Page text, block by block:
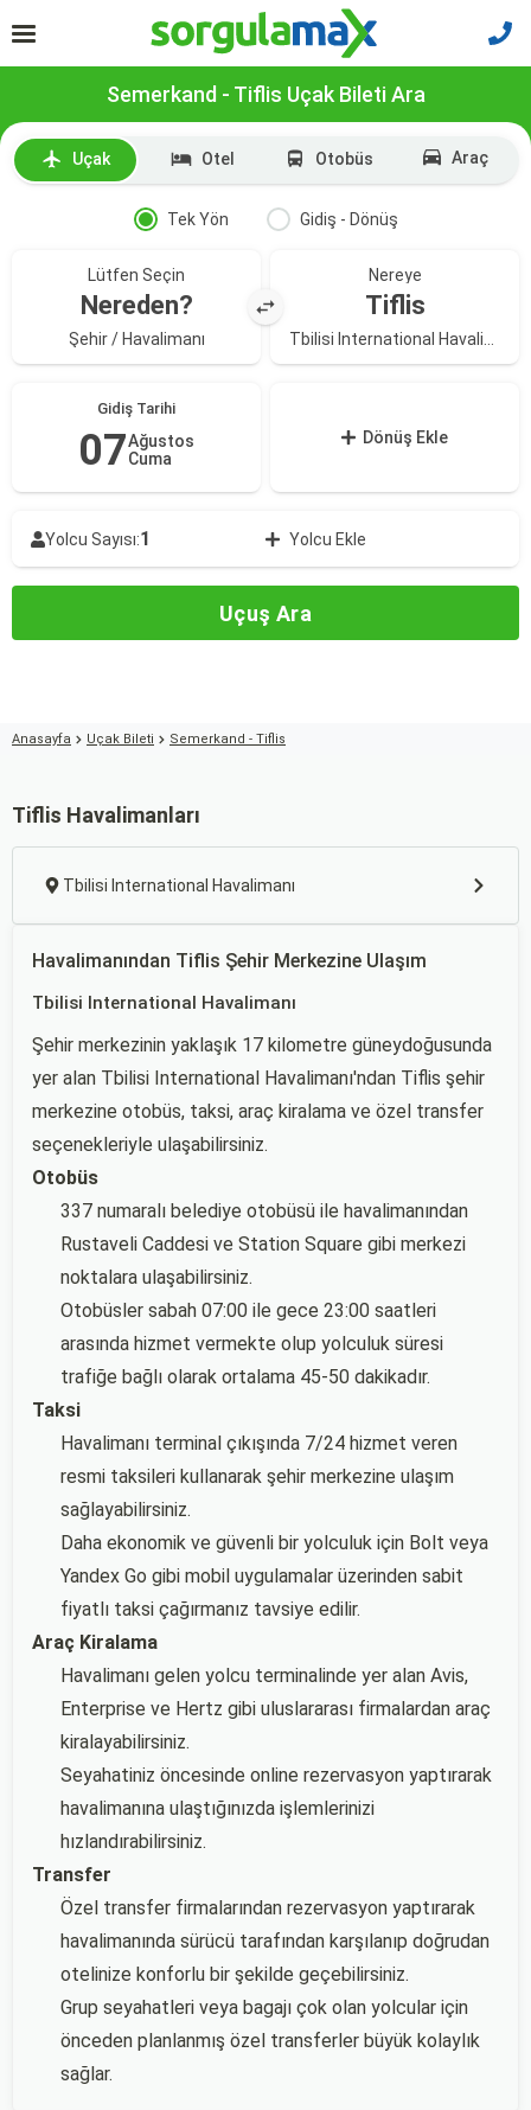
Semerkand - Tiflis Uçak Bileti Ara
Uçak Otel Otobüs Araç
Tek Yön Gidiş - Dönüş
Lütfen Seçin
Nereden?
Şehir / Havalimanı
Nereye
Tiflis
Gidiş Tarihi
07Ağustos
Cuma
Dönüş Ekle
Yolcu Sayısı:1 Yolcu Ekle
Uçuş Ara
Anasayfa Uçak Bileti Semerkand - Tiflis
Tiflis Havalimanları
Tbilisi International Havalimanı
Havalimanından Tiflis Şehir Merkezine Ulaşım
Tbilisi International Havalimanı
Şehir merkezinin yaklaşık 17 kilometre güneydoğusunda
yer alan Tbilisi International Havalimanı'ndan Tiflis şehir
merkezine otobüs, taksi, araç kiralama ve özel transfer
seçenekleriyle ulaşabilirsiniz.
Otobüs
337 numaralı belediye otobüsü ile havalimanından
Rustaveli Caddesi ve Station Square gibi merkezi
noktalara ulaşabilirsiniz.
Otobüsler sabah 07:00 ile gece 23:00 saatleri
arasında hizmet vermekte olup yolculuk süresi
trafiğe bağlı olarak ortalama 45-50 dakikadır.
Taksi
Havalimanı terminal çıkışında 7/24 hizmet veren
resmi taksileri kullanarak şehir merkezine ulaşım
sağlayabilirsiniz.
Daha ekonomik ve güvenli bir yolculuk için Bolt veya
Yandex Go gibi mobil uygulamalar üzerinden sabit
fiyatlı taksi çağırmanız tavsiye edilir.
Araç Kiralama
Havalimanı gelen yolcu terminalinde yer alan Avis,
Enterprise ve Hertz gibi uluslararası firmalardan araç
kiralayabilirsiniz.
Seyahatiniz öncesinde online rezervasyon yaptırarak
havalimanına ulaştığınızda işlemlerinizi
hızlandırabilirsiniz.
Transfer
Özel transfer firmalarından rezervasyon yaptırarak
havalimanında sürücü tarafından karşılanıp doğrudan
otelinize konforlu bir şekilde geçebilirsiniz.
Grup seyahatleri veya bagajı çok olan yolcular için
önceden planlanmış özel transferler büyük kolaylık
sağlar.